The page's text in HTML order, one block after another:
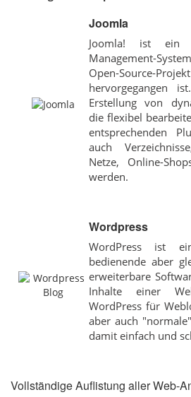
Joomla
Joomla! ist ein
Management-
Open-
hervorgegangen
Erstellung von
die flexibel
entsprechenden
auch
Netze, Online-
werden.
Wordpress
WordPress ist
bedienende aber
erweiterbare
Inhalte einer
WordPress für
aber auch
damit einfach und
Vollständige Auflistung aller Web-